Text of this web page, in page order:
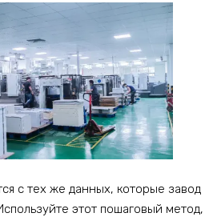
с тех же данных, которые завод
этот пошаговый метод,